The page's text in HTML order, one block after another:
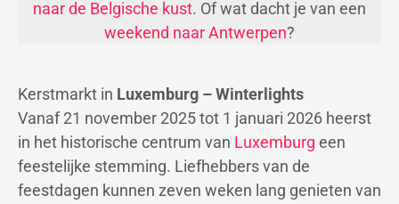
naar de Belgische kust. Of wat dacht je van een
weekend naar Antwerpen?
Kerstmarkt in Luxemburg – Winterlights
Vanaf 21 november 2025 tot 1 januari 2026 heerst
in het historische centrum van Luxemburg een
feestelijke stemming. Liefhebbers van de
feestdagen kunnen zeven weken lang genieten van